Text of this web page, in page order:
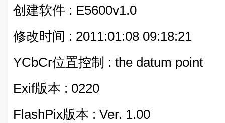
创建软件 : E5600v1.0
修改时间 : 2011:01:08 09:18:21
YCbCr位置控制 : the datum point
Exif版本 : 0220
FlashPix版本 : Ver. 1.00